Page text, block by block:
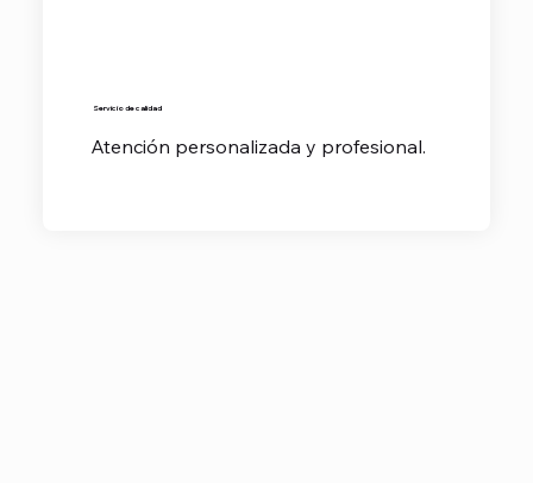
Servicio de calidad
Atención personalizada y profesional.